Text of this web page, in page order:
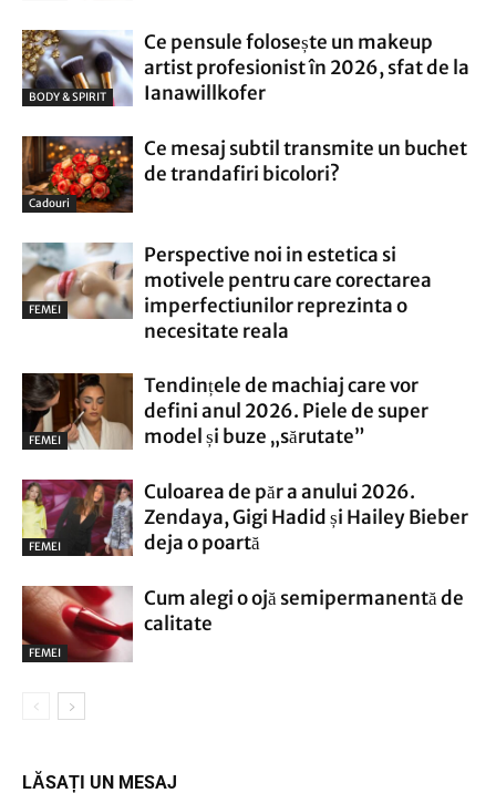
BODY & SPIRIT
Ce pensule folosește un makeup
artist profesionist în 2026, sfat de la
Ianawillkofer
Cadouri
Ce mesaj subtil transmite un buchet
de trandafiri bicolori?
FEMEI
Perspective noi in estetica si
motivele pentru care corectarea
imperfectiunilor reprezinta o
necesitate reala
FEMEI
Tendințele de machiaj care vor
defini anul 2026. Piele de super
model și buze „sărutate”
FEMEI
Culoarea de păr a anului 2026.
Zendaya, Gigi Hadid și Hailey Bieber
deja o poartă
FEMEI
Cum alegi o ojă semipermanentă de
calitate
LĂSAȚI UN MESAJ